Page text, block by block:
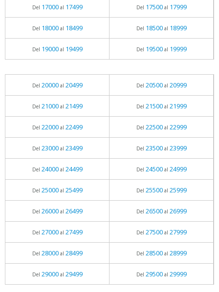
Del 17000al 17499 Del 17500al 17999
Del 18000al 18499 Del 18500al 18999
Del 19000al 19499 Del 19500al 19999
Del 20000al 20499 Del 20500al 20999
Del 21000al 21499 Del 21500al 21999
Del 22000al 22499 Del 22500al 22999
Del 23000al 23499 Del 23500al 23999
Del 24000al 24499 Del 24500al 24999
Del 25000al 25499 Del 25500al 25999
Del 26000al 26499 Del 26500al 26999
Del 27000al 27499 Del 27500al 27999
Del 28000al 28499 Del 28500al 28999
Del 29000al 29499 Del 29500al 29999